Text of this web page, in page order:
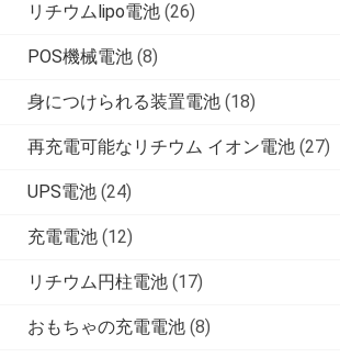
リチウムlipo電池 (26)
POS機械電池 (8)
身につけられる装置電池 (18)
再充電可能なリチウム イオン電池 (27)
UPS電池 (24)
充電電池 (12)
リチウム円柱電池 (17)
おもちゃの充電電池 (8)